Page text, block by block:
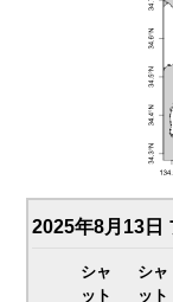
2025年8月13日
シャ
ット
シャ
ット